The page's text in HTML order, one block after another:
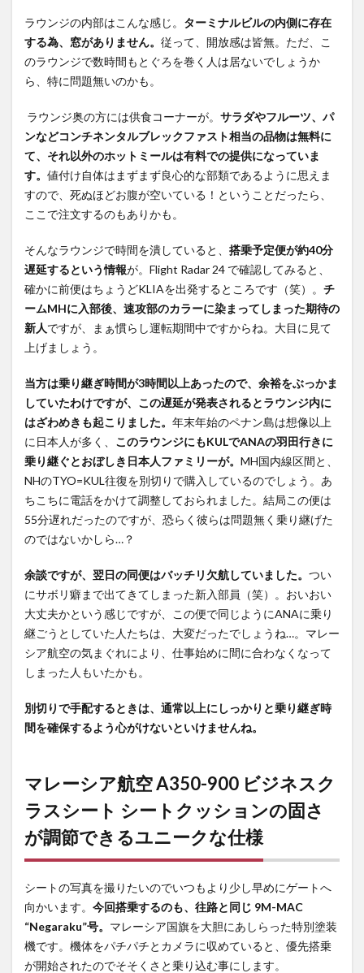
A350-
900 ビジ
ネスクラ
ス搭乗記
ン→クア
ラルンプ
ールのま
とめ
ラウンジの内部はこんな感じ。 ターミナルビルの内側に存在
する為、窓がありません。 従って、開放感は皆無。ただ、こ
のラウンジで数時間もとぐろを巻く人は居ないでしょうか
ら、特に問題無いのかも。
ラウンジ奥の方には供食コーナーが。 サラダやフルーツ、パ
ンなどコンチネンタルブレックファスト相当の品物は無料に
て、それ以外のホットミールは有料での提供になっていま
す。 値付け自体はまずまず良心的な部類であるように思えま
すので、死ぬほどお腹が空いている！ということだったら、
ここで注文するのもありかも。
そんなラウンジで時間を潰していると、 搭乗予定便が約40分
遅延するという情報が。Flight Radar 24 で確認してみると、
確かに前便はちょうどKLIAを出発するところです（笑）。 チ
ームMHに入部後、速攻部のカラーに染まってしまった期待の
新人ですが、まぁ慣らし運転期間中ですからね。大目に見て
上げましょう。
当方は乗り継ぎ時間が3時間以上あったので、余裕をぶっかま
していたわけですが、この遅延が発表されるとラウンジ内に
はざわめきも起こりました。 年末年始のペナン島は想像以上
に日本人が多く、 このラウンジにもKULでANAの羽田行きに
乗り継ぐとおぼしき日本人ファミリーが。 MH国内線区間と、
NHのTYO=KUL往復を別切りで購入しているのでしょう。あ
ちこちに電話をかけて調整しておられました。結局この便は
55分遅れだったのですが、恐らく彼らは問題無く乗り継げた
のではないかしら…？
余談ですが、翌日の同便はバッチリ欠航していました。 つい
にサボリ癖まで出てきてしまった新入部員（笑）。おいおい
大丈夫かという感じですが、この便で同じようにANAに乗り
継ごうとしていた人たちは、大変だったでしょうね…。マレー
シア航空の気まぐれにより、仕事始めに間に合わなくなって
しまった人もいたかも。
別切りで手配するときは、通常以上にしっかりと乗り継ぎ時
間を確保するよう心がけないといけませんね。
マレーシア航空 A350-900 ビジネスク
ラスシート シートクッションの固さ
が調節できるユニークな仕様
シートの写真を撮りたいのでいつもより少し早めにゲートへ
向かいます。 今回搭乗するのも、往路と同じ 9M-MAC
“Negaraku”号。 マレーシア国旗を大胆にあしらった特別塗装
機です。機体をパチパチとカメラに収めていると、優先搭乗
が開始されたのでそそくさと乗り込む事にします。